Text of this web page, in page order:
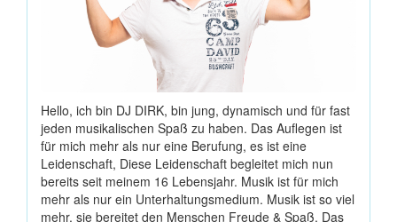
Hello, ich bin DJ DIRK, bin jung, dynamisch und für fast
jeden musikalischen Spaß zu haben. Das Auflegen ist
für mich mehr als nur eine Berufung, es ist eine
Leidenschaft, Diese Leidenschaft begleitet mich nun
bereits seit meinem 16 Lebensjahr. Musik ist für mich
mehr als nur ein Unterhaltungsmedium. Musik ist so viel
mehr, sie bereitet den Menschen Freude & Spaß. Das